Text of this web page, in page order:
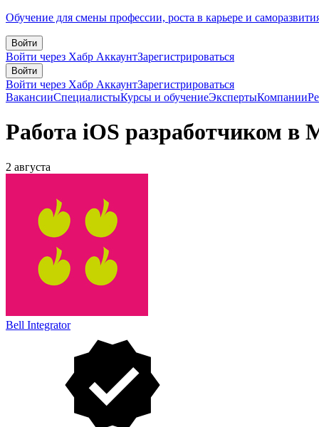
Обучение для смены профессии, роста в карьере и
Войти
Войти через Хабр АккаунтЗарегистрироваться
Войти
Войти через Хабр АккаунтЗарегистрироваться
ВакансииСпециалистыКурсы и обучениеЭкспертыКомпании
Работа iOS разработчиком в
2 августа
Bell Integrator